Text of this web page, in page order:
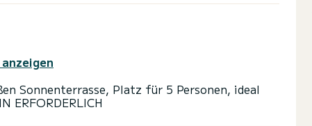
Sonnenterrasse, Platz für 5 Personen, ideal